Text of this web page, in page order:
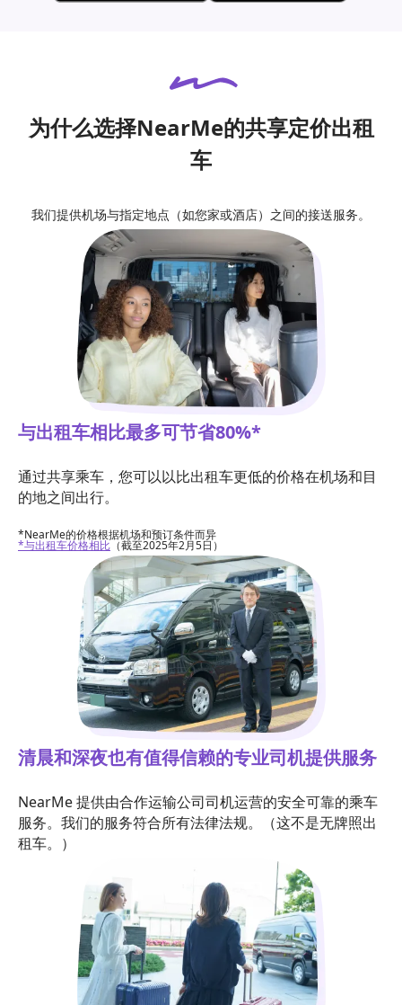
为什么选择NearMe的共享定价出租
车
我们提供机场与指定地点（如您家或酒店）之间的接送服务。
与出租车相比最多可节省80%*
通过共享乘车，您可以以比出租车更低的价格在机场和目
的地之间出行。
*NearMe的价格根据机场和预订条件而异
*与出租车价格相比（截至2025年2月5日）
清晨和深夜也有值得信赖的专业司机提供服务
NearMe 提供由合作运输公司司机运营的安全可靠的乘车
服务。我们的服务符合所有法律法规。（这不是无牌照出
租车。）